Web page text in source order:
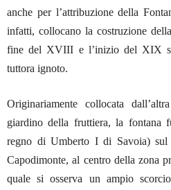
anche per l’attribuzione della
infatti, collocano la costruzione
fine del XVIII e l’inizio del XIX
tuttora ignoto.
Originariamente collocata
giardino della fruttiera, la fontana
regno di Umberto I di Savoia)
Capodimonte, al centro della zona
quale si osserva un ampio